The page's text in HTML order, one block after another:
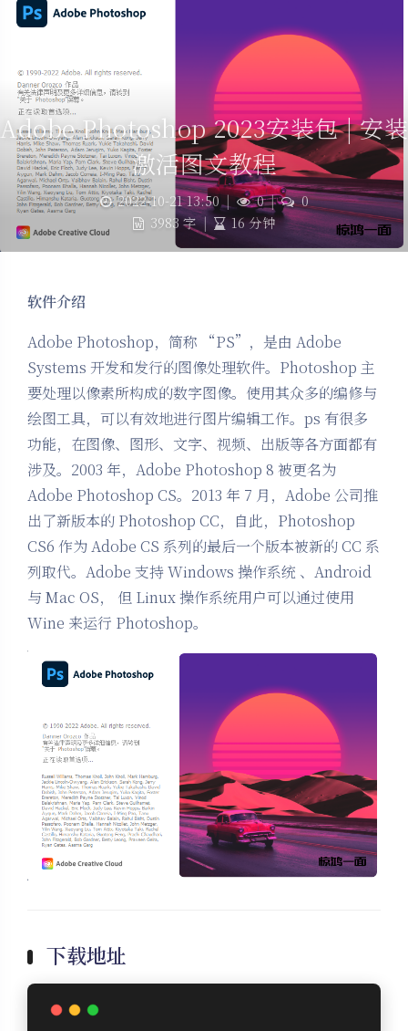
Adobe Photoshop 2023安装包 | 安装
激活图文教程
2022-10-21 13:50 | 0 |
0
3983 字 | 16 分钟
软件介绍
Adobe Photoshop，简称 “PS”，是由 Adobe
Systems 开发和发行的图像处理软件。Photoshop 主
要处理以像素所构成的数字图像。使用其众多的编修与
绘图工具，可以有效地进行图片编辑工作。ps 有很多
功能，在图像、图形、文字、视频、出版等各方面都有
涉及。2003 年，Adobe Photoshop 8 被更名为
Adobe Photoshop CS。2013 年 7 月，Adobe 公司推
出了新版本的 Photoshop CC，自此，Photoshop
CS6 作为 Adobe CS 系列的最后一个版本被新的 CC 系
列取代。Adobe 支持 Windows 操作系统 、Android
与 Mac OS， 但 Linux 操作系统用户可以通过使用
Wine 来运行 Photoshop。
下载地址